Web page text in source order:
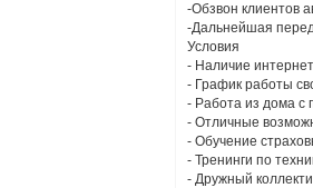
-Обзвон клиентов
-Дальнейшая
Условия
- Наличие
- График работы
- Работа из дома с
- Отличные
- Обучение
- Тренинги по
- Дружный